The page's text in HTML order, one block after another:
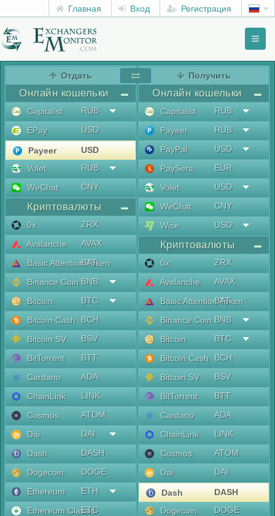
Главная Вход Регистрация
Отдать
Онлайн кошельки
Capitalist
RUB
EPay
USD
Payeer
USD
Volet
RUB
WeChat
CNY
Криптовалюты
0x
ZRX
Avalanche
AVAX
Basic Attention Token
BAT
Binance Coin BNB
Bitcoin
BTC
Bitcoin Cash
BCH
Bitcoin SV
BSV
BitTorrent
BTT
Cardano
ADA
ChainLink
LINK
Cosmos
ATOM
Dai
DAI
Dash
DASH
Dogecoin
DOGE
Ethereum
ETH
Ethereum Classic
ETC
Получить
Онлайн кошельки
Capitalist
RUB
Payeer
RUB
PayPal
USD
PaySera
EUR
Volet
USD
WeChat
CNY
Wise
USD
Криптовалюты
0x
ZRX
Avalanche
AVAX
Basic Attention Token
BAT
Binance Coin BNB
Bitcoin
BTC
Bitcoin Cash
BCH
Bitcoin SV
BSV
BitTorrent
BTT
Cardano
ADA
ChainLink
LINK
Cosmos
ATOM
Dai
DAI
Dash
DASH
Dogecoin
DOGE